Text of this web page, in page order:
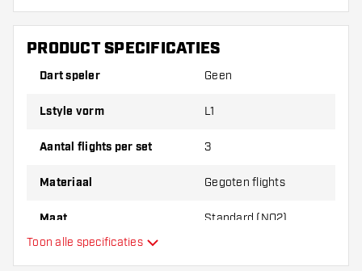
Dartshopper tip!
Zorg dat je voldoende flights en shafts achter
de hand hebt. Deze kunnen slijten of kapot gaan
Probeer eens een andere vorm, materiaal of
welke variant het beste bij je past!
PRODUCT SPECIFICATIES
Dart speler Geen
Lstyle vorm L1
Aantal flights per set 3
Materiaal Gegoten flights
Maat Standard (NO2)
Toon alle specificaties